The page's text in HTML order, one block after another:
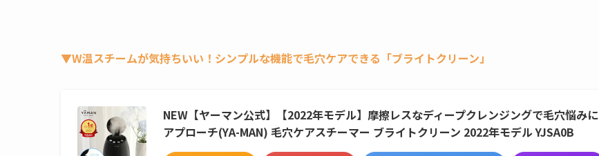
▼W温スチームが気持ちいい！シンプルな機能で毛穴ケアできる「ブライトクリーン」
NEW【ヤーマン公式】【2022年モデル】摩擦レスなディープクレンジングで毛穴悩みに
アプローチ(YA-MAN) 毛穴ケアスチーマー ブライトクリーン 2022年モデル YJSA0B